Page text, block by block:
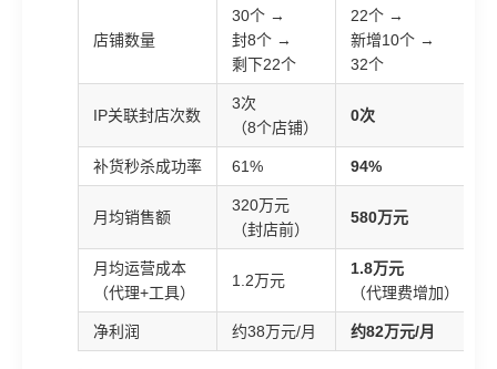
店铺数量
30个 →
封8个 →
剩下22个
22个 →
新增10个 →
32个
IP关联封店次数
3次
（8个店铺）
0次
补货秒杀成功率 61% 94%
月均销售额
320万元
（封店前）
580万元
月均运营成本
（代理+工具）
1.2万元
1.8万元
（代理费增加）
净利润 约38万元/月 约82万元/月